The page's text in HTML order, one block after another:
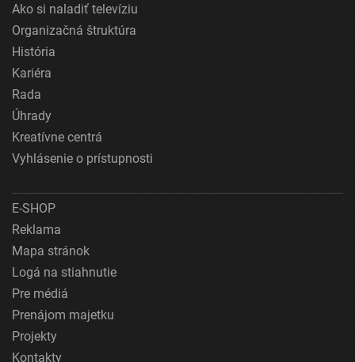
Ako si naladiť televíziu
Organizačná štruktúra
História
Kariéra
Rada
Úhrady
Kreatívne centrá
Vyhlásenie o prístupnosti
E-SHOP
Reklama
Mapa stránok
Logá na stiahnutie
Pre médiá
Prenájom majetku
Projekty
Kontakty